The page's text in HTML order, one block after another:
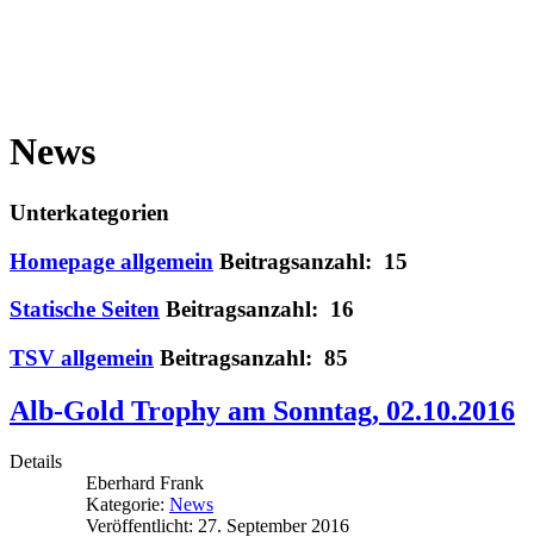
News
Unterkategorien
Homepage allgemein Beitragsanzahl: 15
Statische Seiten Beitragsanzahl: 16
TSV allgemein Beitragsanzahl: 85
Alb-Gold Trophy am Sonntag, 02.10.2016
Details
Eberhard Frank
Kategorie: News
Veröffentlicht: 27. September 2016